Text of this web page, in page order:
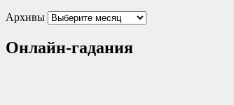
Архивы
Онлайн-гадания